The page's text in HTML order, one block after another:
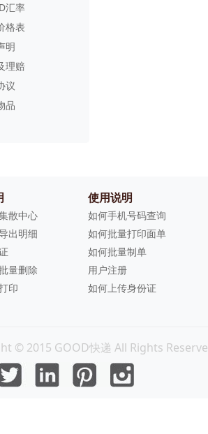
汇率
格表
明
理赔
议
品
散中心
出明细
量删除
印
使用说明
如何手机号码查询
如何批量打印面单
如何批量制单
用户注册
如何上传身份证
© 2015 GOOD快递 All Rights